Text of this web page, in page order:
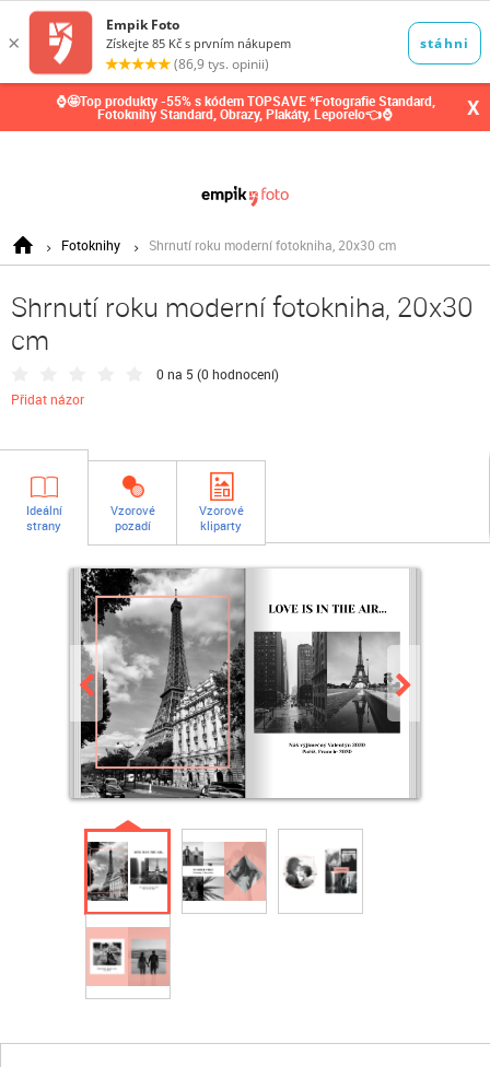
⌚🤩Top produkty -55% s kódem TOPSAVE *Fotografie Standard,
Fotoknihy Standard, Obrazy, Plakáty, Leporelo👈⌚ X
Fotoknihy Shrnutí roku moderní fotokniha, 20x30 cm
Shrnutí roku moderní fotokniha, 20x30
cm
0 na 5 (0 hodnocení)
Přidat názor
Ideální
strany
Vzorové
pozadí
Vzorové
kliparty